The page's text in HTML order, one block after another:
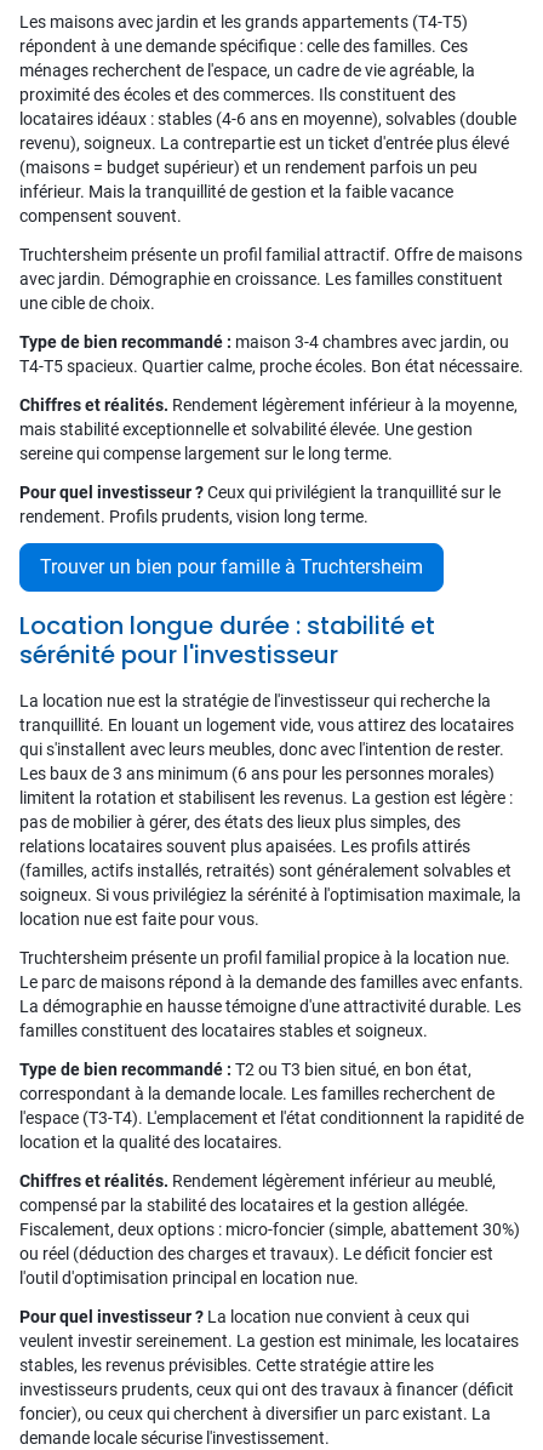
Les maisons avec jardin et les grands appartements (T4-T5)
répondent à une demande spécifique : celle des familles. Ces
ménages recherchent de l'espace, un cadre de vie agréable, la
proximité des écoles et des commerces. Ils constituent des
locataires idéaux : stables (4-6 ans en moyenne), solvables (double
revenu), soigneux. La contrepartie est un ticket d'entrée plus élevé
(maisons = budget supérieur) et un rendement parfois un peu
inférieur. Mais la tranquillité de gestion et la faible vacance
compensent souvent.
Truchtersheim présente un profil familial attractif. Offre de maisons
avec jardin. Démographie en croissance. Les familles constituent
une cible de choix.
Type de bien recommandé : maison 3-4 chambres avec jardin, ou
T4-T5 spacieux. Quartier calme, proche écoles. Bon état nécessaire.
Chiffres et réalités. Rendement légèrement inférieur à la moyenne,
mais stabilité exceptionnelle et solvabilité élevée. Une gestion
sereine qui compense largement sur le long terme.
Pour quel investisseur ?Ceux qui privilégient la tranquillité sur le
rendement. Profils prudents, vision long terme.
Trouver un bien pour famille à Truchtersheim
Location longue durée : stabilité et
sérénité pour l'investisseur
La location nue est la stratégie de l'investisseur qui recherche la
tranquillité. En louant un logement vide, vous attirez des locataires
qui s'installent avec leurs meubles, donc avec l'intention de rester.
Les baux de 3 ans minimum (6 ans pour les personnes morales)
limitent la rotation et stabilisent les revenus. La gestion est légère :
pas de mobilier à gérer, des états des lieux plus simples, des
relations locataires souvent plus apaisées. Les profils attirés
(familles, actifs installés, retraités) sont généralement solvables et
soigneux. Si vous privilégiez la sérénité à l'optimisation maximale, la
location nue est faite pour vous.
Truchtersheim présente un profil familial propice à la location nue.
Le parc de maisons répond à la demande des familles avec enfants.
La démographie en hausse témoigne d'une attractivité durable. Les
familles constituent des locataires stables et soigneux.
Type de bien recommandé : T2 ou T3 bien situé, en bon état,
correspondant à la demande locale. Les familles recherchent de
l'espace (T3-T4). L'emplacement et l'état conditionnent la rapidité de
location et la qualité des locataires.
Chiffres et réalités. Rendement légèrement inférieur au meublé,
compensé par la stabilité des locataires et la gestion allégée.
Fiscalement, deux options : micro-foncier (simple, abattement 30%)
ou réel (déduction des charges et travaux). Le déficit foncier est
l'outil d'optimisation principal en location nue.
Pour quel investisseur ? La location nue convient à ceux qui
veulent investir sereinement. La gestion est minimale, les locataires
stables, les revenus prévisibles. Cette stratégie attire les
investisseurs prudents, ceux qui ont des travaux à financer (déficit
foncier), ou ceux qui cherchent à diversifier un parc existant. La
demande locale sécurise l'investissement.